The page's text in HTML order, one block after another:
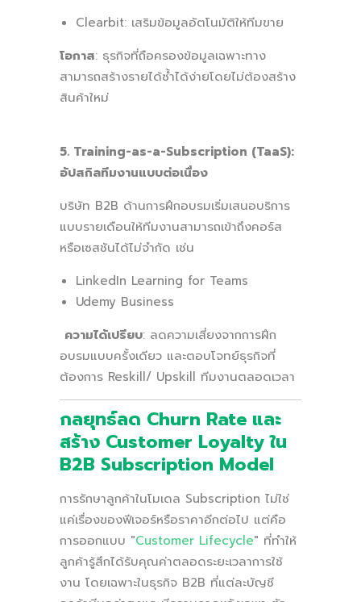
Clearbit: เสริมข้อมูลอัตโนมัติให้ทีมขาย
โอกาส: ธุรกิจที่ถือครองข้อมูลเฉพาะทาง
สามารถสร้างรายได้ซ้ำได้ง่ายโดยไม่ต้องสร้าง
สินค้าใหม่
5. Training-as-a-Subscription (TaaS):
อัปสกิลทีมงานแบบต่อเนื่อง
บริษัท B2B ด้านการฝึกอบรมเริ่มเสนอบริการ
แบบรายเดือนให้ทีมงานสามารถเข้าถึงคอร์ส
หรือเซสชันได้ไม่จำกัด เช่น
LinkedIn Learning for Teams
Udemy Business
ความได้เปรียบ: ลดความเสี่ยงจากการฝึก
อบรมแบบครั้งเดียว และตอบโจทย์ธุรกิจที่
ต้องการ Reskill/ Upskill ทีมงานตลอดเวลา
กลยุทธ์ลด Churn Rate และ
สร้าง Customer Loyalty ใน
B2B Subscription Model
การรักษาลูกค้าในโมเดล Subscription ไม่ใช่
แค่เรื่องของฟีเจอร์หรือราคาอีกต่อไป แต่คือ
การออกแบบ "Customer Lifecycle" ที่ทำให้
ลูกค้ารู้สึกได้รับคุณค่าตลอดระยะเวลาการใช้
งาน โดยเฉพาะในธุรกิจ B2B ที่แต่ละบัญชี